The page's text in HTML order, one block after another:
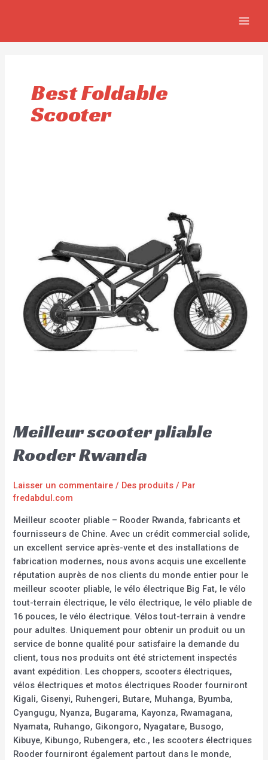
Best Foldable
Scooter
Meilleur scooter pliable
Rooder Rwanda
Laisser un commentaire / Des produits / Par
fredabdul.com
Meilleur scooter pliable – Rooder Rwanda, fabricants et
fournisseurs de Chine. Avec un crédit commercial solide,
un excellent service après-vente et des installations de
fabrication modernes, nous avons acquis une excellente
réputation auprès de nos clients du monde entier pour le
meilleur scooter pliable, le vélo électrique Big Fat, le vélo
tout-terrain électrique, le vélo électrique, le vélo pliable de
16 pouces, le vélo électrique. Vélos tout-terrain à vendre
pour adultes. Uniquement pour obtenir un produit ou un
service de bonne qualité pour satisfaire la demande du
client, tous nos produits ont été strictement inspectés
avant expédition. Les choppers, scooters électriques,
vélos électriques et motos électriques Rooder fourniront
Kigali, Gisenyi, Ruhengeri, Butare, Muhanga, Byumba,
Cyangugu, Nyanza, Bugarama, Kayonza, Rwamagana,
Nyamata, Ruhango, Gikongoro, Nyagatare, Busogo,
Kibuye, Kibungo, Rubengera, etc., les scooters électriques
Rooder fourniront également partout dans le monde,